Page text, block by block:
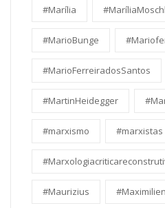
#Marília
#MarioBunge
#MarioFerreiradosSantos
#MartinHeidegger
#marxismo #marxistas
#Maurizius